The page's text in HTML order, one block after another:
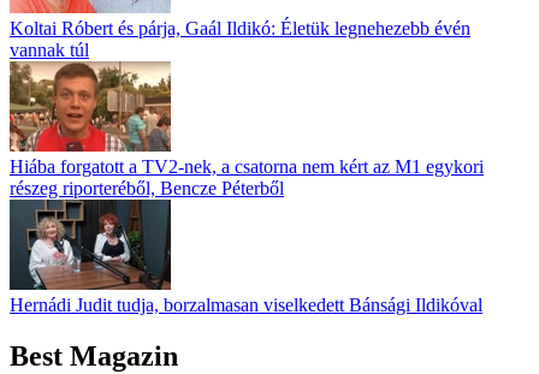
Koltai Róbert és párja, Gaál Ildikó: Életük legnehezebb évén
vannak túl
Hiába forgatott a TV2-nek, a csatorna nem kért az M1 egykori
részeg riporteréből, Bencze Péterből
Hernádi Judit tudja, borzalmasan viselkedett Bánsági Ildikóval
Best Magazin